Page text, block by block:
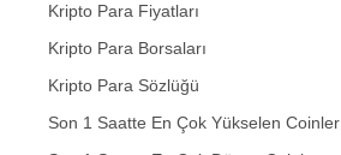
Kripto Para Fiyatları
Kripto Para Borsaları
Kripto Para Sözlüğü
Son 1 Saatte En Çok Yükselen Coinler